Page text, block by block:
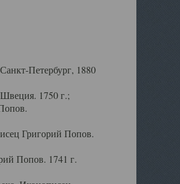
Петербург, 1880
1750 г.;
Григорий Попов.
Попов. 1741 г.